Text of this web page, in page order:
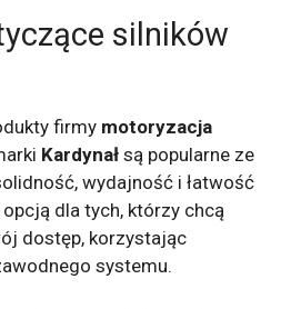
silników
firmy motoryzacja
Kardynał są popularne ze
wydajność i łatwość
dla tych, którzy chcą
dostęp, korzystając
systemu.